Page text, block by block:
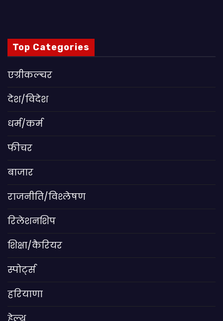
Top Categories
एग्रीकल्चर
देश/विदेश
धर्म/कर्म
फीचर
बाजार
राजनीति/विश्लेषण
रिलेशनशिप
शिक्षा/कैरियर
स्पोर्ट्स
हरियाणा
हेल्थ